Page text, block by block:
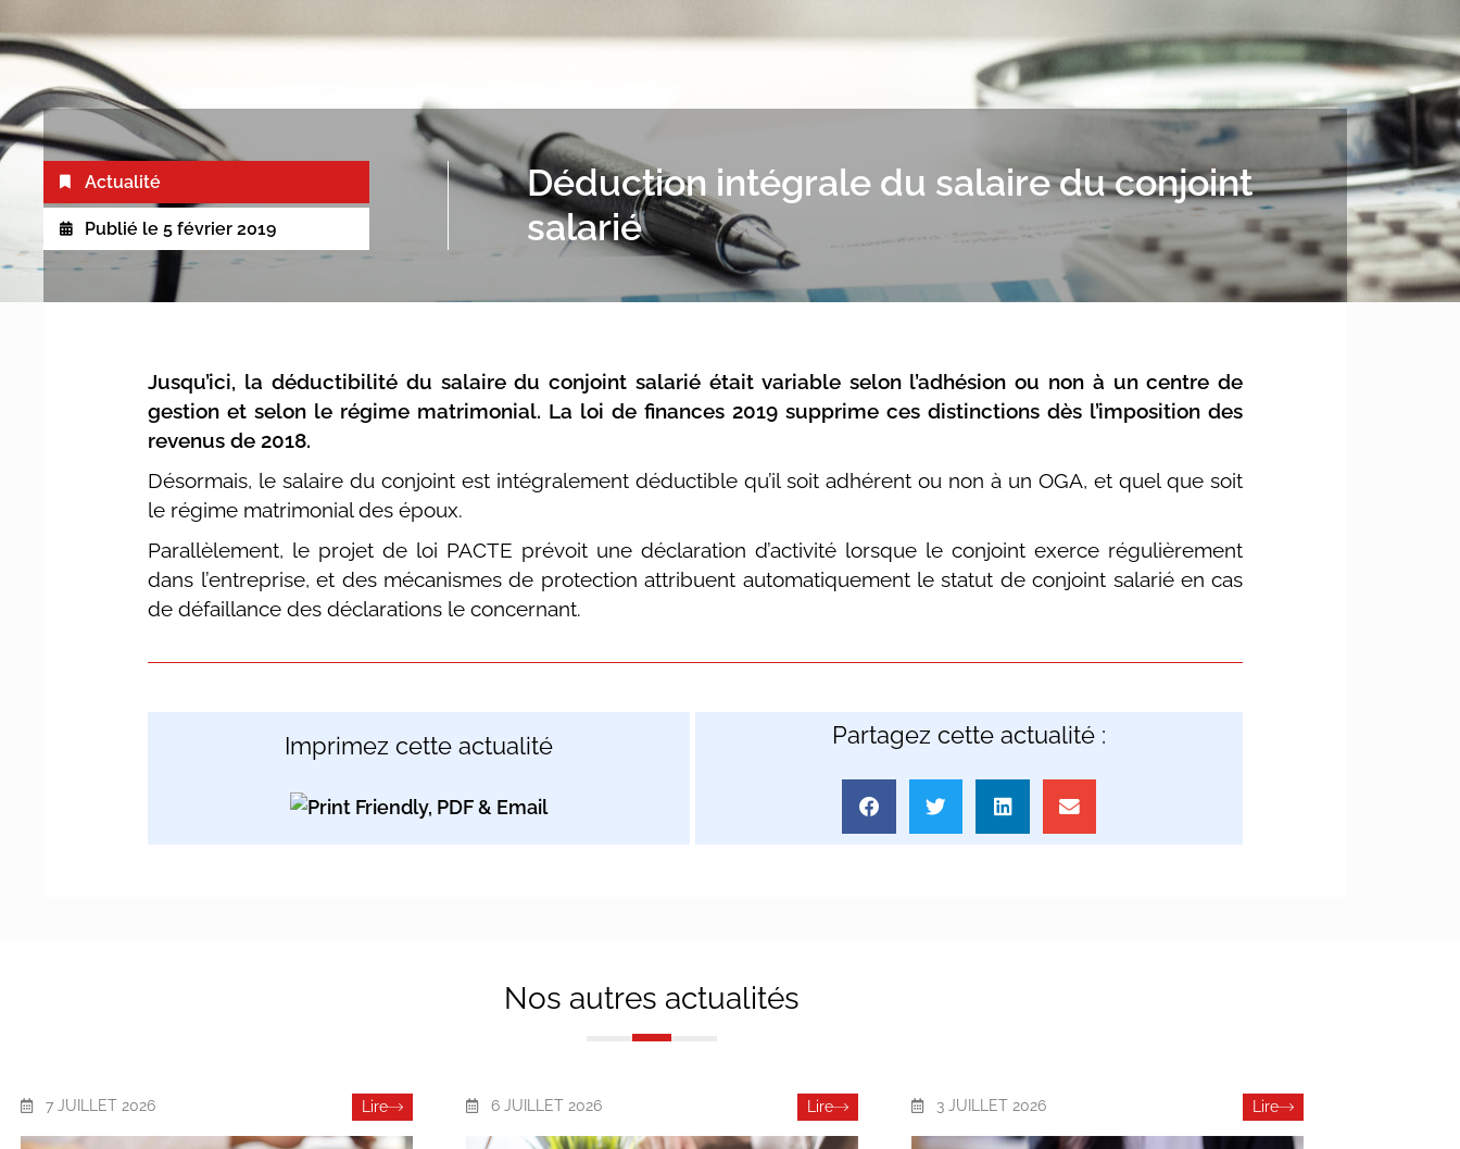
Actualité
Publié le 5 février 2019
Déduction intégrale du salaire du conjoint
salarié
Jusqu’ici, la déductibilité du salaire du conjoint salarié était variable selon l’adhésion ou non à un centre de
gestion et selon le régime matrimonial. La loi de finances 2019 supprime ces distinctions dès l’imposition des
revenus de 2018.
Désormais, le salaire du conjoint est intégralement déductible qu’il soit adhérent ou non à un OGA, et quel que soit
le régime matrimonial des époux.
Parallèlement, le projet de loi PACTE prévoit une déclaration d’activité lorsque le conjoint exerce régulièrement
dans l’entreprise, et des mécanismes de protection attribuent automatiquement le statut de conjoint salarié en cas
de défaillance des déclarations le concernant.
Imprimez cette actualité Partagez cette actualité :
Nos autres actualités
7 JUILLET 2026 Lire 6 JUILLET 2026 Lire 3 JUILLET 2026 Lire